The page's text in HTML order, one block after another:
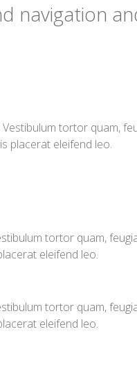
navigation
tortor quam,
placerat eleifend leo.
tortor quam,
eleifend leo.
tortor quam,
eleifend leo.